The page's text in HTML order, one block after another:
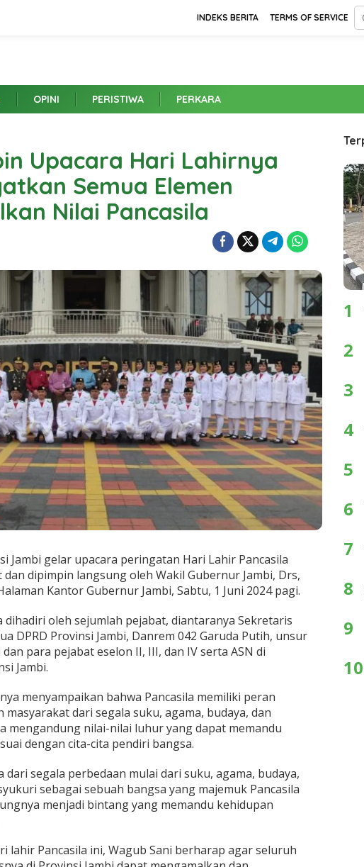
INDEKS BERITA TERMS OF SERVICE
OPINI PERISTIWA PERKARA
Upacara Hari Lahirnya
Semua Elemen
Nilai Pancasila
Jambi gelar upacara peringatan Hari Lahir Pancasila
dipimpin langsung oleh Wakil Gubernur Jambi, Drs,
Kantor Gubernur Jambi, Sabtu, 1 Juni 2024 pagi.
dihadiri oleh sejumlah pejabat, diantaranya Sekretaris
DPRD Provinsi Jambi, Danrem 042 Garuda Putih, unsur
para pejabat eselon II, III, dan IV serta ASN di
Jambi.
menyampaikan bahwa Pancasila memiliki peran
dari segala suku, agama, budaya, dan
mengandung nilai-nilai luhur yang dapat memandu
dengan cita-cita pendiri bangsa.
dari segala perbedaan mulai dari suku, agama, budaya,
sebagai sebuah bangsa yang majemuk Pancasila
menjadi bintang yang memandu kehidupan
lahir Pancasila ini, Wagub Sani berharap agar seluruh
1
2
3
4
5
6
7
8
9
10